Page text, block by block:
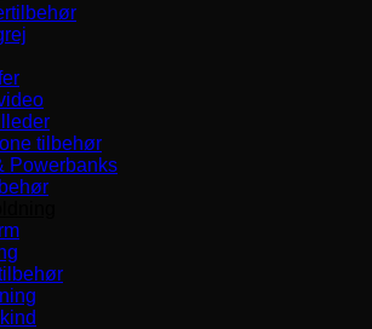
tilbehør
Powerbanks